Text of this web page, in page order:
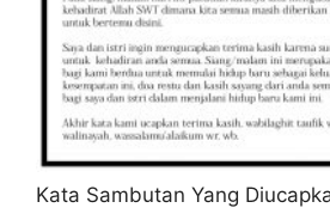
Kata Sambutan Yang